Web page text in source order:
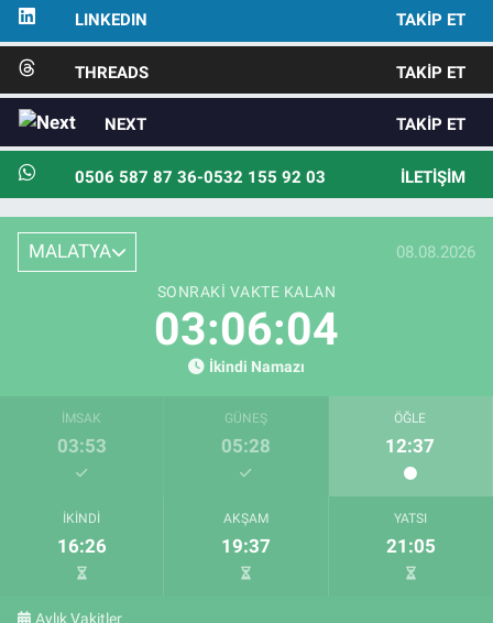
LINKEDIN TAKIP ET
THREADS TAKIP ET
NEXT TAKIP ET
0506 587 87 36-0532 155 92 03 İLETIŞIM
MALATYA 08.08.2026
SONRAKI VAKTE KALAN
03:06:02
İkindi Namazı
İMSAK
03:53
GÜNEŞ
05:28
ÖĞLE
12:37
İKINDI
16:26
AKŞAM
19:37
YATSI
21:05
Aylık Vakitler